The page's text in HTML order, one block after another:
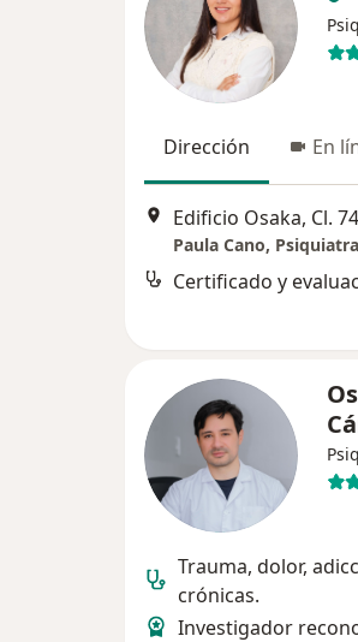
Dirección En
Paula Cano, Psiquiatra
Trauma, dolor,
crónicas.
Investigador